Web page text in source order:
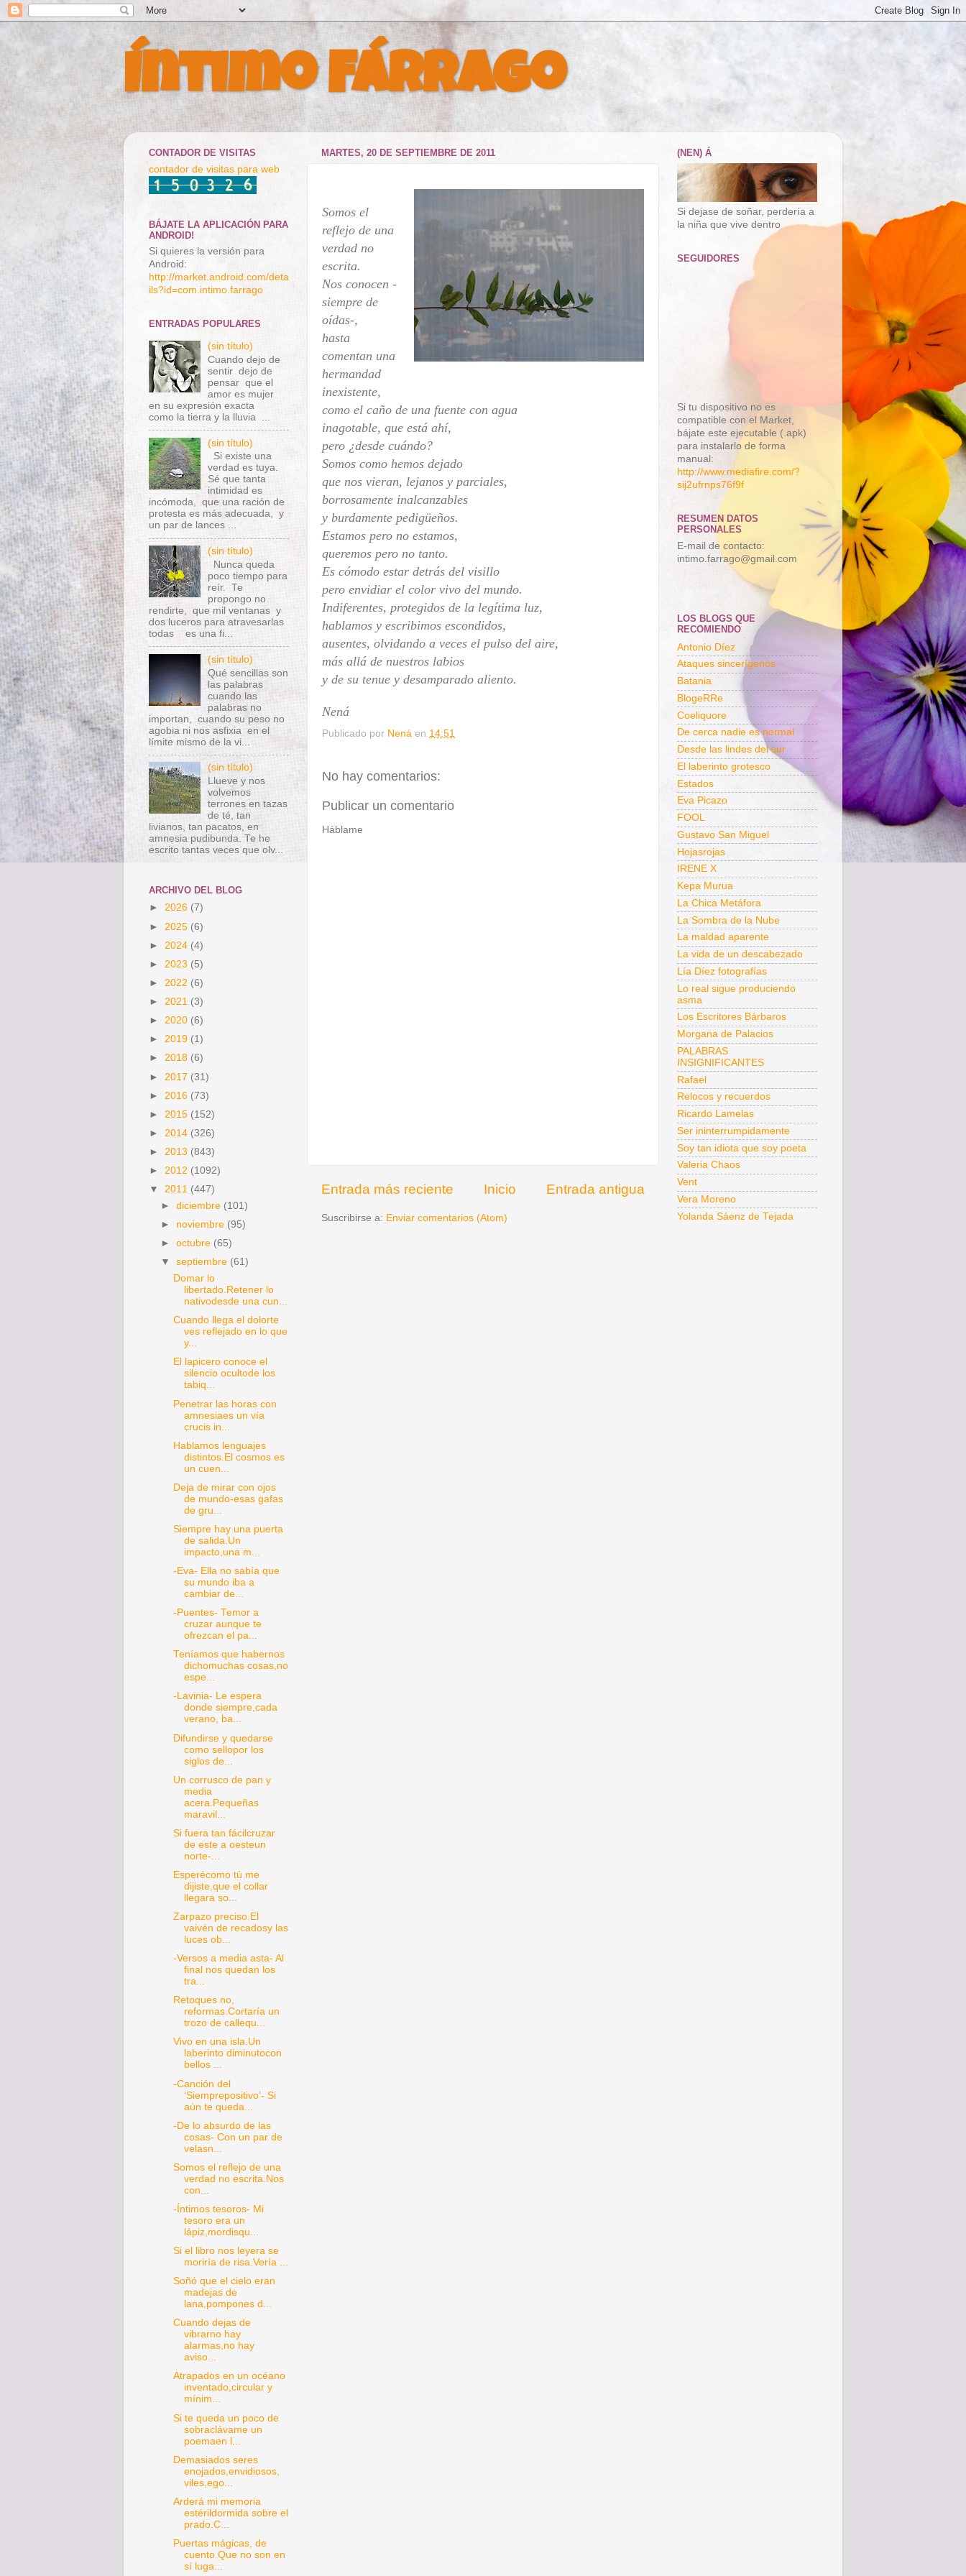
Íntimo Fárrago
MARTES, 20 DE SEPTIEMBRE DE 2011
Somos el
reflejo de una
verdad no
escrita.
Nos conocen -
siempre de
oídas-,
hasta
comentan una
hermandad
inexistente,
como el caño de una fuente con agua
inagotable, que está ahí,
pero ¿desde cuándo?
Somos como hemos dejado
que nos vieran, lejanos y parciales,
borrosamente inalcanzables
y burdamente pedigüeños.
Estamos pero no estamos,
queremos pero no tanto.
Es cómodo estar detrás del visillo
pero envidiar el color vivo del mundo.
Indiferentes, protegidos de la legítima luz,
hablamos y escribimos escondidos,
ausentes, olvidando a veces el pulso del aire,
más allá de nuestros labios
y de su tenue y desamparado aliento.
Nená
Publicado por Nená en 14:51
No hay comentarios:
Publicar un comentario
Háblame
Entrada más reciente Entrada antigua
Inicio
Suscribirse a: Enviar comentarios (Atom)
CONTADOR DE VISITAS
contador de visitas para web
BÁJATE LA APLICACIÓN PARA
ANDROID!
Si quieres la versión para
Android:
http://market.android.com/deta
ils?id=com.intimo.farrago
ENTRADAS POPULARES
(sin título)
Cuando dejo de
sentir dejo de
pensar que el
amor es mujer
en su expresión exacta
como la tierra y la lluvia ...
(sin título)
Si existe una
verdad es tuya.
Sé que tanta
intimidad es
incómoda, que una ración de
protesta es más adecuada, y
un par de lances ...
(sin título)
Nunca queda
poco tiempo para
reír. Te
propongo no
rendirte, que mil ventanas y
dos luceros para atravesarlas
todas es una fi...
(sin título)
Qué sencillas son
las palabras
cuando las
palabras no
importan, cuando su peso no
agobia ni nos asfixia en el
límite mismo de la vi...
(sin título)
Llueve y nos
volvemos
terrones en tazas
de té, tan
livianos, tan pacatos, en
amnesia pudibunda. Te he
escrito tantas veces que olv...
ARCHIVO DEL BLOG
► 2026 (7)
► 2025 (6)
► 2024 (4)
► 2023 (5)
► 2022 (6)
► 2021 (3)
► 2020 (6)
► 2019 (1)
► 2018 (6)
► 2017 (31)
► 2016 (73)
► 2015 (152)
► 2014 (326)
► 2013 (843)
► 2012 (1092)
▼ 2011 (447)
►diciembre (101)
► noviembre (95)
►octubre (65)
▼septiembre (61)
Domar lo
libertado.Retener lo
nativodesde una cun...
Cuando llega el dolorte
ves reflejado en lo que
y...
El lapicero conoce el
silencio ocultode los
tabiq...
Penetrar las horas con
amnesiaes un vía
crucis in...
Hablamos lenguajes
distintos.El cosmos es
un cuen...
Deja de mirar con ojos
de mundo-esas gafas
de gru...
Siempre hay una puerta
de salida.Un
impacto,una m...
-Eva- Ella no sabía que
su mundo iba a
cambiar de...
-Puentes- Temor a
cruzar aunque te
ofrezcan el pa...
Teníamos que habernos
dichomuchas cosas,no
espe...
-Lavinia- Le espera
donde siempre,cada
verano, ba...
Difundirse y quedarse
como sellopor los
siglos de...
Un corrusco de pan y
media
acera.Pequeñas
maravil...
Si fuera tan fácilcruzar
de este a oesteun
norte-...
Esperécomo tú me
dijiste,que el collar
llegara so...
Zarpazo preciso.El
vaivén de recadosy las
luces ob...
-Versos a media asta- Al
final nos quedan los
tra...
Retoques no,
reformas.Cortaría un
trozo de callequ...
Vivo en una isla.Un
laberinto diminutocon
bellos ...
-Canción del
‘Siemprepositivo’- Si
aún te queda...
-De lo absurdo de las
cosas- Con un par de
velasn...
Somos el reflejo de una
verdad no escrita.Nos
con...
-Íntimos tesoros- Mi
tesoro era un
lápiz,mordisqu...
Si el libro nos leyera se
moriría de risa.Vería ...
Soñó que el cielo eran
madejas de
lana,pompones d...
Cuando dejas de
vibrarno hay
alarmas,no hay
aviso...
Atrapados en un océano
inventado,circular y
mínim...
Si te queda un poco de
sobraclávame un
poemaen l...
Demasiados seres
enojados,envidiosos,
viles,ego...
Arderá mi memoria
estérildormida sobre el
prado.C...
Puertas mágicas, de
cuento.Que no son en
sí luga...
(NEN) Á
Si dejase de soñar, perdería a
la niña que vive dentro
SEGUIDORES
Si tu dispositivo no es
compatible con el Market,
bájate este ejecutable (.apk)
para instalarlo de forma
manual:
http://www.mediafire.com/?
sij2ufrnps76f9f
RESUMEN DATOS
PERSONALES
E-mail de contacto:
intimo.farrago@gmail.com
LOS BLOGS QUE
RECOMIENDO
Antonio Díez
Ataques sincerígenos
Batania
BlogeRRe
Coeliquore
De cerca nadie es normal
Desde las lindes del sur
El laberinto grotesco
Estados
Eva Picazo
FOOL
Gustavo San Miguel
Hojasrojas
IRENE X
Kepa Murua
La Chica Metáfora
La Sombra de la Nube
La maldad aparente
La vida de un descabezado
Lía Díez fotografías
Lo real sigue produciendo
asma
Los Escritores Bárbaros
Morgana de Palacios
PALABRAS
INSIGNIFICANTES
Rafael
Relocos y recuerdos
Ricardo Lamelas
Ser ininterrumpidamente
Soy tan idiota que soy poeta
Valeria Chaos
Vent
Vera Moreno
Yolanda Sáenz de Tejada